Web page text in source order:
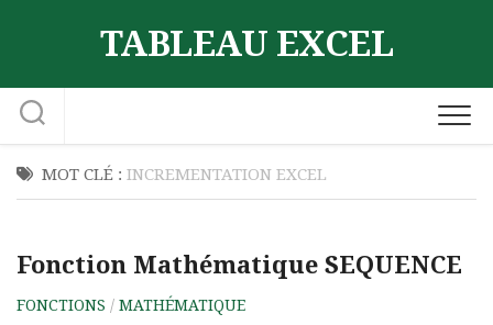
TABLEAU EXCEL
MOT CLÉ : INCREMENTATION EXCEL
Fonction Mathématique SEQUENCE
FONCTIONS / MATHÉMATIQUE